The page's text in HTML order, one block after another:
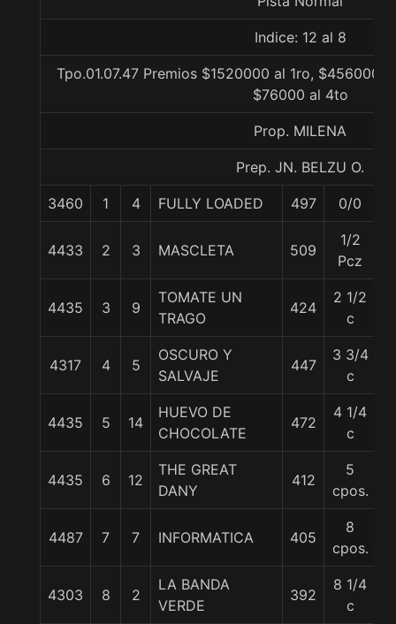
Indice: 12 al 8
Tpo.01.07.47 Premios $1520000 al 1ro, $456000
$76000 al 4to
Prop. MILENA
Prep. JN. BELZU O.
3460 1 4 FULLY LOADED 497 0/0
4433 2 3 MASCLETA 509
1/2
Pcz
4435 3 9
TOMATE UN
TRAGO
424
2 1/2
c
4317 4 5
OSCURO Y
SALVAJE
447
3 3/4
c
4435 5 14
HUEVO DE
CHOCOLATE
472
4 1/4
c
4435 6 12
THE GREAT
DANY
412
5
cpos.
4487 7 7 INFORMATICA 405
8
cpos.
4303 8 2
LA BANDA
VERDE
392
8 1/4
c